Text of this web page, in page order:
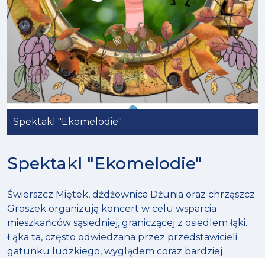
Spektakl "Ekomelodie"
Spektakl "Ekomelodie"
Świerszcz Miętek, dżdżownica Dżunia oraz chrząszcz
Groszek organizują koncert w celu wsparcia
mieszkańców sąsiedniej, graniczącej z osiedlem łąki.
Łąka ta, często odwiedzana przez przedstawicieli
gatunku ludzkiego, wyglądem coraz bardziej